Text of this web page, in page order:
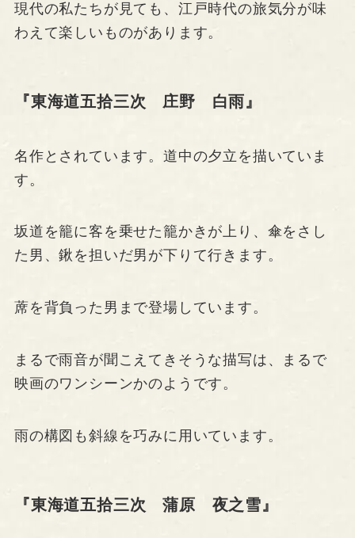
現代の私たちが見ても、江戸時代の旅気分が味
わえて楽しいものがあります。
『東海道五拾三次 庄野 白雨』
名作とされています。道中の夕立を描いていま
す。
坂道を籠に客を乗せた籠かきが上り、傘をさし
た男、鍬を担いだ男が下りて行きます。
蓆を背負った男まで登場しています。
まるで雨音が聞こえてきそうな描写は、まるで
映画のワンシーンかのようです。
雨の構図も斜線を巧みに用いています。
『東海道五拾三次 蒲原 夜之雪』